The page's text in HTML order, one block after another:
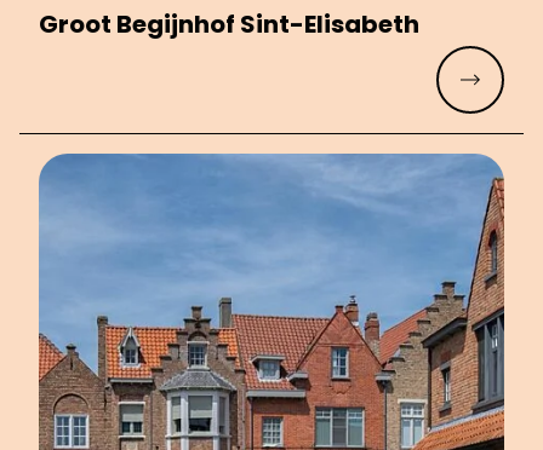
Groot Begijn­hof Sint-Eli­sa­beth
Meer